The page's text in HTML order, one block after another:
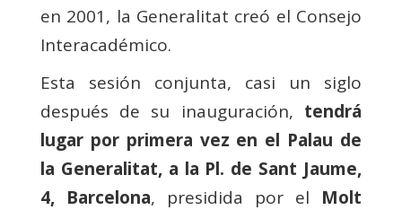
en 2001, la Generalitat creó el Consejo
Interacadémico.
Esta sesión conjunta, casi un siglo
después de su inauguración, tendrá
lugar por primera vez en el Palau de
la Generalitat, a la Pl. de Sant Jaume,
4, Barcelona, presidida por el Molt